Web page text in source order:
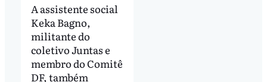
A assistente social
Keka Bagno,
militante do
coletivo Juntas e
membro do Comitê
DF, também